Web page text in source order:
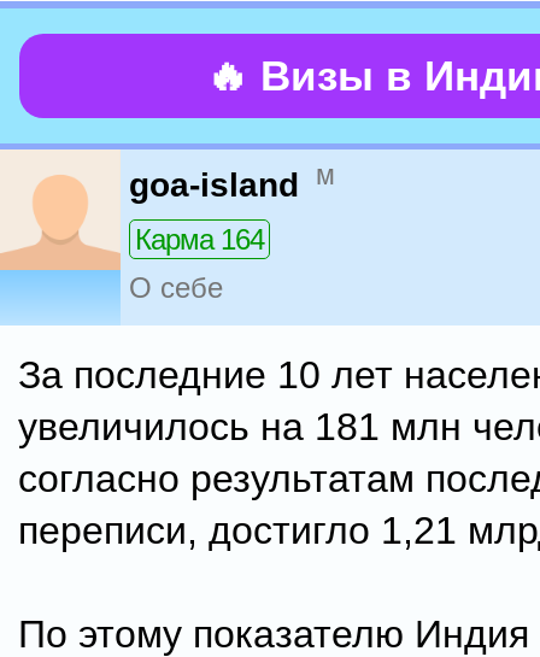
🔥 Визы в
goa-island м
Карма 164
О себе
За последние 10 лет
увеличилось на 181 млн
согласно результатам
переписи, достигло 1,21
По этому показателю